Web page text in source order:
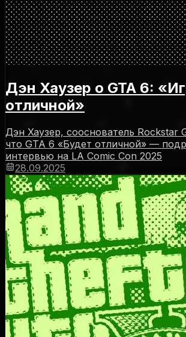
Дэн Хаузер о GTA 6:
отличной»
Дэн Хаузер, сооснователь Rockstar
что GTA 6 «Будет отличной» —
интервью на LA Comic Con 2025
28.09.2025